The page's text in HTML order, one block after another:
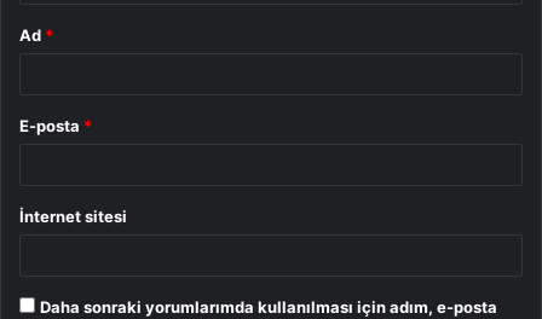
Ad *
E-posta *
İnternet sitesi
Daha sonraki yorumlarımda kullanılması için adım, e-posta